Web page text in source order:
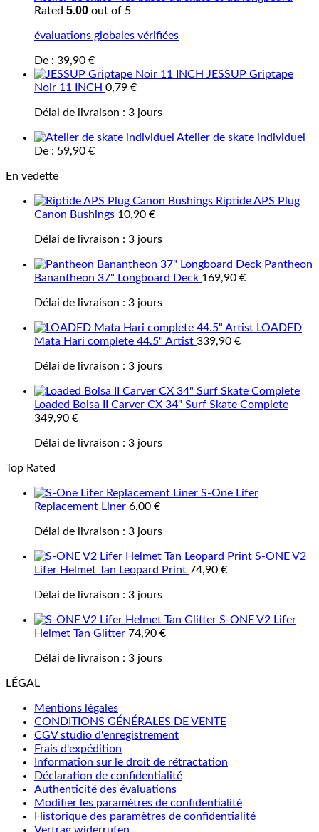
Rated 5.00 out of 5
évaluations globales vérifiées
De : 39,90 €
JESSUP Griptape
Noir 11 INCH 0,79 €
Délai de livraison : 3 jours
Atelier de skate individuel
De : 59,90 €
En vedette
Riptide APS Plug
Canon Bushings 10,90 €
Délai de livraison : 3 jours
Pantheon
Banantheon 37" Longboard Deck 169,90 €
Délai de livraison : 3 jours
LOADED
Mata Hari complete 44.5" Artist 339,90 €
Délai de livraison : 3 jours
Loaded Bolsa II Carver CX 34" Surf Skate Complete
349,90 €
Délai de livraison : 3 jours
Top Rated
S-One Lifer
Replacement Liner 6,00 €
Délai de livraison : 3 jours
S-ONE V2
Lifer Helmet Tan Leopard Print 74,90 €
Délai de livraison : 3 jours
S-ONE V2 Lifer
Helmet Tan Glitter 74,90 €
Délai de livraison : 3 jours
LÉGAL
Mentions légales
CONDITIONS GÉNÉRALES DE VENTE
CGV studio d'enregistrement
Frais d'expédition
Information sur le droit de rétractation
Déclaration de confidentialité
Authenticité des évaluations
Modifier les paramètres de confidentialité
Historique des paramètres de confidentialité